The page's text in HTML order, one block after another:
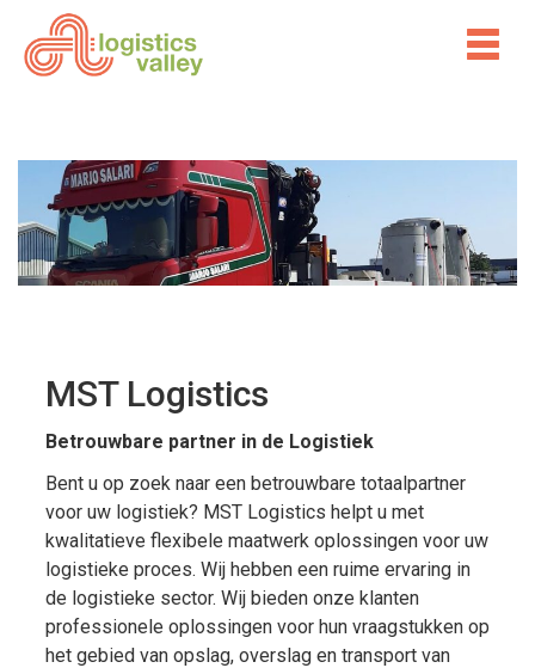
MST Logistics
Betrouwbare partner in de Logistiek
Bent u op zoek naar een betrouwbare totaalpartner
voor uw logistiek? MST Logistics helpt u met
kwalitatieve flexibele maatwerk oplossingen voor uw
logistieke proces. Wij hebben een ruime ervaring in
de logistieke sector. Wij bieden onze klanten
professionele oplossingen voor hun vraagstukken op
het gebied van opslag, overslag en transport van